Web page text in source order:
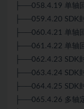
├──058.4.19 单轴
├──059.4.20 SDK
├──060.4.21 单轴
├──061.4.22 单轴
├──062.4.23 SDK
├──063.4.24 SDK
├──064.4.25 SDK
├──065.4.26 多轴